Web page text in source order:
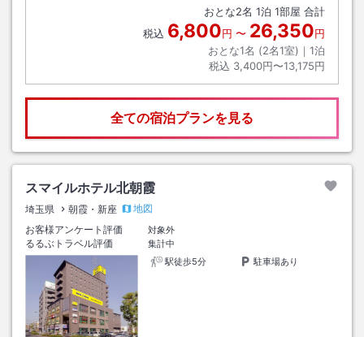
おとな2名 1泊 1部屋 合計
税込 6,800円 〜 26,350円
おとな1名 (2名1室)｜ 1泊
税込 3,400円〜13,175円
全ての宿泊プランを見る
スマイルホテル北朝霞
埼玉県 朝霞・新座
地図
お客様アンケート評価
対象外
るるぶトラベル評価
集計中
駅徒歩5分
駐車場あり